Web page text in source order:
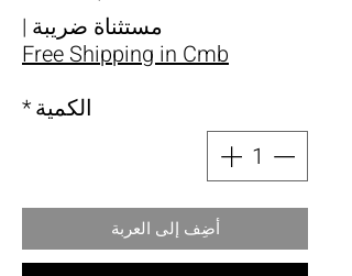
مستثناة ضريبة |
Free Shipping in Cmb
الكمية*
أضِف إلى العربة